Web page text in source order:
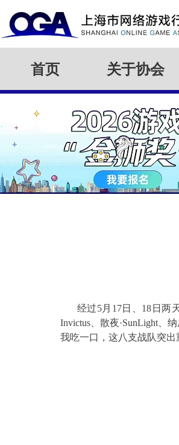
首页 关于协会
经过5月1 7日、18 日两
Invictus、散夜·SunLight 、
我吃一口，这八支战队突